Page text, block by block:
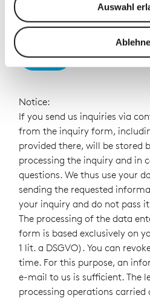
zu können und die Zugriffe auf
analysieren. Außerdem geben
Verwendung unserer Website
soziale Medien, Werbung und
Partner führen diese
haben oder die sie im Rahmen
gesammelt haben.
Auswahl
Send
Notice:
If you send us inquiries via
from the inquiry form,
provided there, will be stored
processing the inquiry and in
questions. We thus use your
sending the requested
your inquiry and do not pass
The processing of the data
form is based exclusively on
1 lit. a DSGVO). You can
time. For this purpose, an
e-mail to us is sufficient. The
processing operations